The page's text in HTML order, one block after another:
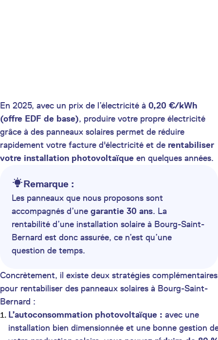
En 2025, avec un prix de l’électricité à 0,20 €/kWh
(offre EDF de base), produire votre propre électricité
grâce à des panneaux solaires permet de réduire
rapidement votre facture d'électricité et de rentabiliser
votre installation photovoltaïque en quelques années.
Remarque :
Les panneaux que nous proposons sont
accompagnés d’une garantie 30 ans. La
rentabilité d’une installation solaire à Bourg-Saint-
Bernard est donc assurée, ce n’est qu’une
question de temps.
Concrètement, il existe deux stratégies complémentaires
pour rentabiliser des panneaux solaires à Bourg-Saint-
Bernard :
L’autoconsommation photovoltaïque : avec une
installation bien dimensionnée et une bonne gestion